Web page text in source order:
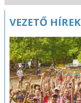
Kapcsolódó
VEZETŐ HÍREK